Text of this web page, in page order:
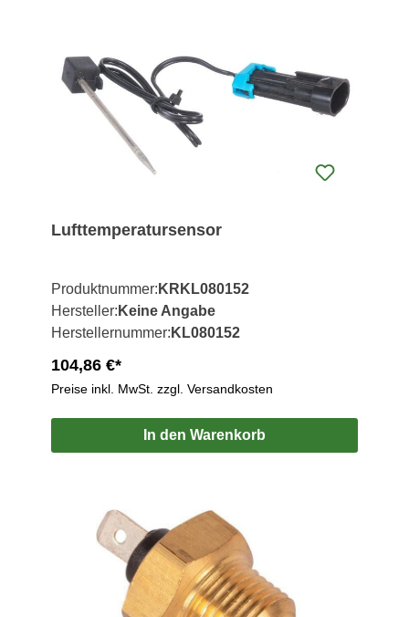
Lufttemperatursensor
Produktnummer: KRKL080152
Hersteller: Keine Angabe
Herstellernummer: KL080152
104,86 €*
Preise inkl. MwSt. zzgl. Versandkosten
In den Warenkorb